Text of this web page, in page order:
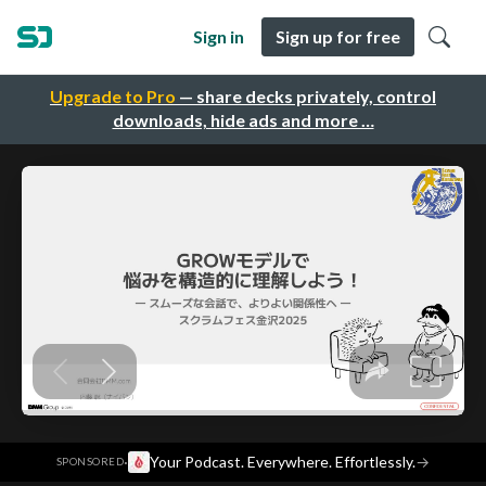
Upgrade to Pro — share decks privately, control
downloads, hide ads and more …
Sign in Sign up for free
SPONSORED· Your Podcast. Everywhere. Effortlessly.→